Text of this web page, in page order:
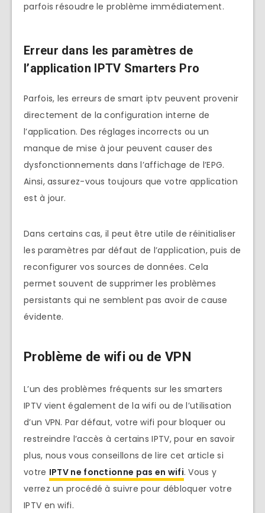
parfois résoudre le problème immédiatement.
Erreur dans les paramètres de
l’application IPTV Smarters Pro
Parfois, les erreurs de smart iptv peuvent provenir
directement de la configuration interne de
l’application. Des réglages incorrects ou un
manque de mise à jour peuvent causer des
dysfonctionnements dans l’affichage de l’EPG.
Ainsi, assurez-vous toujours que votre application
est à jour.
Dans certains cas, il peut être utile de réinitialiser
les paramètres par défaut de l’application, puis de
reconfigurer vos sources de données. Cela
permet souvent de supprimer les problèmes
persistants qui ne semblent pas avoir de cause
évidente.
Problème de wifi ou de VPN
L’un des problèmes fréquents sur les smarters
IPTV vient également de la wifi ou de l’utilisation
d’un VPN. Par défaut, votre wifi pour bloquer ou
restreindre l’accès à certains IPTV, pour en savoir
plus, nous vous conseillons de lire cet article si
votre IPTV ne fonctionne pas en wifi. Vous y
verrez un procédé à suivre pour débloquer votre
IPTV en wifi.